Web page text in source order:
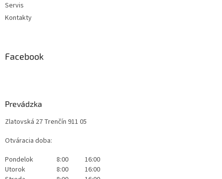
Servis
Kontakty
Facebook
Prevádzka
Zlatovská 27 Trenčín 911 05
Otváracia doba:
Pondelok
8:00
16:00
Utorok
8:00
16:00